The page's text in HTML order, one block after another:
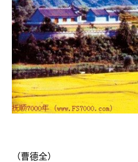
（曹德全）